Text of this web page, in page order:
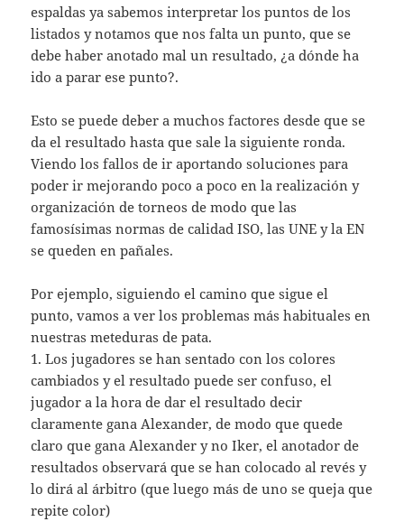
espaldas ya sabemos interpretar los puntos de los
listados y notamos que nos falta un punto, que se
debe haber anotado mal un resultado, ¿a dónde ha
ido a parar ese punto?.
Esto se puede deber a muchos factores desde que se
da el resultado hasta que sale la siguiente ronda.
Viendo los fallos de ir aportando soluciones para
poder ir mejorando poco a poco en la realización y
organización de torneos de modo que las
famosísimas normas de calidad ISO, las UNE y la EN
se queden en pañales.
Por ejemplo, siguiendo el camino que sigue el
punto, vamos a ver los problemas más habituales en
nuestras meteduras de pata.
1. Los jugadores se han sentado con los colores
cambiados y el resultado puede ser confuso, el
jugador a la hora de dar el resultado decir
claramente gana Alexander, de modo que quede
claro que gana Alexander y no Iker, el anotador de
resultados observará que se han colocado al revés y
lo dirá al árbitro (que luego más de uno se queja que
repite color)